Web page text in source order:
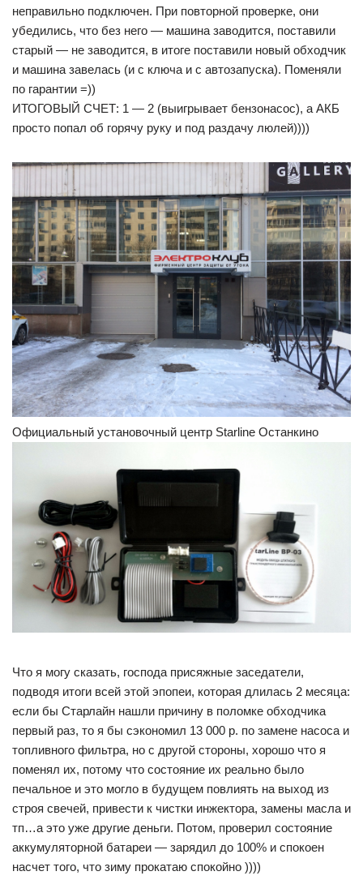
неправильно подключен. При повторной проверке, они
убедились, что без него — машина заводится, поставили
старый — не заводится, в итоге поставили новый обходчик
и машина завелась (и с ключа и с автозапуска). Поменяли
по гарантии =))
ИТОГОВЫЙ СЧЕТ: 1 — 2 (выигрывает бензонасос), а АКБ
просто попал об горячу руку и под раздачу люлей))))
Официальный установочный центр Starline Останкино
Что я могу сказать, господа присяжные заседатели,
подводя итоги всей этой эпопеи, которая длилась 2 месяца:
если бы Старлайн нашли причину в поломке обходчика
первый раз, то я бы сэкономил 13 000 р. по замене насоса и
топливного фильтра, но с другой стороны, хорошо что я
поменял их, потому что состояние их реально было
печальное и это могло в будущем повлиять на выход из
строя свечей, привести к чистки инжектора, замены масла и
тп…а это уже другие деньги. Потом, проверил состояние
аккумуляторной батареи — зарядил до 100% и спокоен
насчет того, что зиму прокатаю спокойно ))))